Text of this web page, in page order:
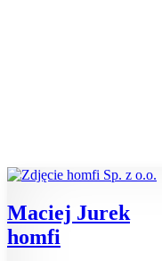
Maciej Jurek
homfi